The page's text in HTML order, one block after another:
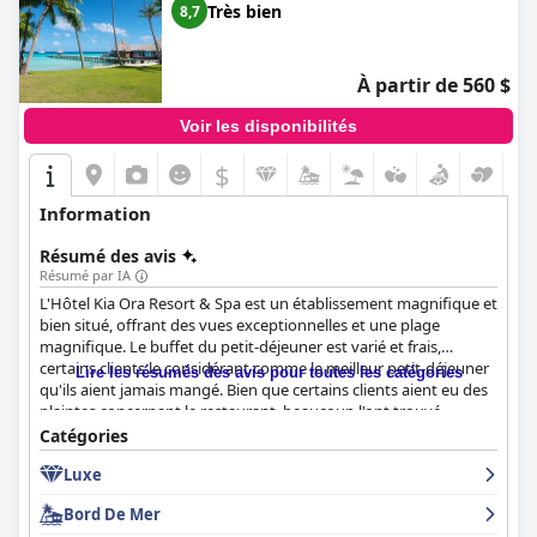
plongée avec tuba. Les lits et les oreillers sont extrêmement
confortables, offrant une excellente nuit de sommeil. L'hôtel
propose d'excellentes installations, commodités et forfaits
spécialement conçus pour les jeunes mariés. Dans l'ensemble,
malgré quelques critiques mineures, le
Hilton Moorea Lagoon
est très bien noté et offre un séjour luxueux et
inoubliable.
8,7 Très bien
À partir de 560 $
Voir les disponibilités
$
Information
Résumé des avis
Résumé par IA
L'Hôtel Kia Ora Resort & Spa est un établissement magnifique et
bien situé, offrant des vues exceptionnelles et une plage
magnifique. Le buffet du petit-déjeuner est varié et frais,
certains clients le considérant comme le meilleur petit-déjeuner
qu'ils aient jamais mangé. Bien que certains clients aient eu des
plaintes concernant le restaurant, beaucoup l'ont trouvé
excellent et un point culminant de leur séjour. Les chambres
sont spacieuses, propres et confortables avec de belles vues,
bien que certaines pourraient bénéficier d'un rafraîchissement.
disponible pour aider, offrant une hospitalité exceptionnelle. Le
Lire les résumés des avis pour toutes les catégories
Catégories
Luxe
Bord De Mer